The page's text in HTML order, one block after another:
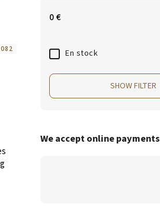
0€
En stock
SHOW FILTER
We accept online payments